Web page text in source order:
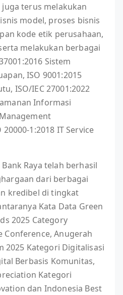
juga terus melakukan
model, proses bisnis
kode etik perusahaan,
melakukan berbagai
Sistem
ISO 9001:2015
ISO/IEC 27001:2022
Informasi
1:2018 IT Service
Raya telah berhasil
dari berbagai
kredibel di tingkat
Kata Data Green
2025 Category
Conference, Anugerah
2025 Kategori Digitalisasi
Berbasis Komunitas,
Kategori
dan Indonesia Best